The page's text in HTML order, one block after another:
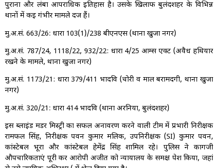
पुराना और लंबा आपराधिक इतिहास है। उसके खिलाफ बुलंदशहर के विभिन्न
थानों में कई गंभीर मामले दर्ज हैं।
मु.अ.सं. 663/26: धारा 103(1)/238 बीएनएस (थाना खुर्जा नगर)
मु.अ.सं. 787/24, 1118/22, 932/22: धारा 4/25 आर्म्स एक्ट (अवैध हथियार
रखने के मामले, थाना खुर्जा नगर)
मु.अ.सं. 1173/21: धारा 379/411 भादवि (चोरी व माल बरामदगी, थाना खुर्जा
नगर)
मु.अ.सं. 320/21: धारा 414 भादवि (थाना अरनिया, बुलंदशहर)
इस ब्लाइंड मर्डर मिस्ट्री का सफल अनावरण करने वाली टीम में प्रभारी निरीक्षक
रामफल सिंह, निरीक्षक पवन कुमार मलिक, उपनिरीक्षक (SI) कुमार पवन,
कांस्टेबल भूरा और कांस्टेबल हेमेंद्र सिंह शामिल रहे। पुलिस ने कागजी
औपचारिकताएं पूरी कर आरोपी अजीत को न्यायालय के समक्ष पेश किया, जहां